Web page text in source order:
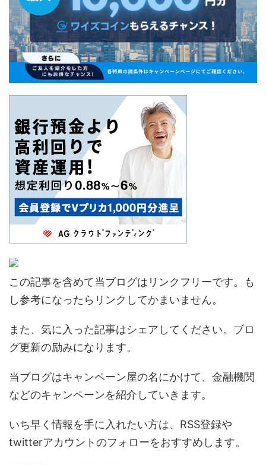
この記事を含めて当ブログはリンクフリーです。も
し参考になったらリンクしてかまいません。
また、気に入った記事はシェアしてください。ブロ
グ更新の励みになります。
当ブログはキャンペーン屋の名にかけて、金融機関
などのキャンペーンを紹介していきます。
いち早く情報を手に入れたい方は、RSS登録や
twitterアカウントのフォローをおすすめします。